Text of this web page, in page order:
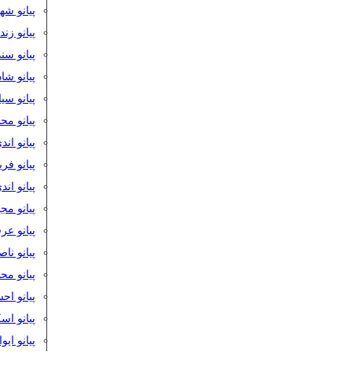
پیانو
پیانو
پیانو
پیانو
پیانو
پیانو
پیانو
پیانو
پیانو
پیانو
پیانو
پیانو
پیانو
پیانو
پیانو
پیانو